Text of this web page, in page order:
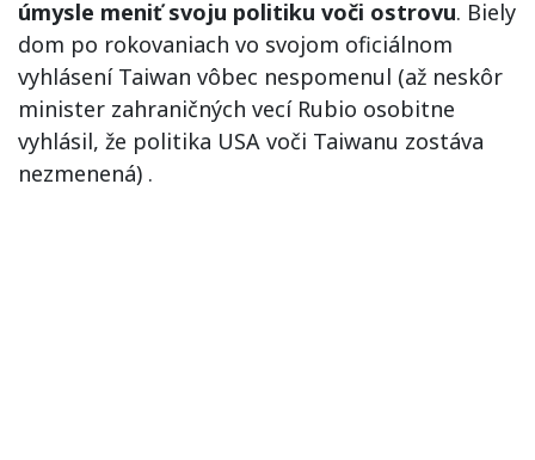
úmysle meniť svoju politiku voči ostrovu. Biely
dom po rokovaniach vo svojom oficiálnom
vyhlásení Taiwan vôbec nespomenul (až neskôr
minister zahraničných vecí Rubio osobitne
vyhlásil, že politika USA voči Taiwanu zostáva
nezmenená) .